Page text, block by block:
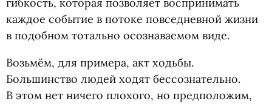
каждое событие в потоке повседневной жизни
в подобном тотально осознаваемом виде.
Возьмём, для примера, акт ходьбы.
Большинство людей ходят бессознательно.
В этом нет ничего плохого, но предположим,